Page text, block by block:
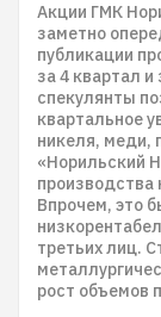
Акции ГМК
заметно
публикации
за 4 квартал
спекулянты
квартальное
никеля, меди,
«Норильский
производства
Впрочем, это
третьих лиц.
рост объемов